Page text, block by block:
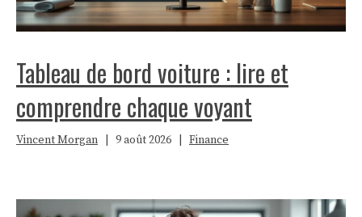
Tableau de bord voiture : lire et
comprendre chaque voyant
Vincent Morgan 9 août 2026 Finance